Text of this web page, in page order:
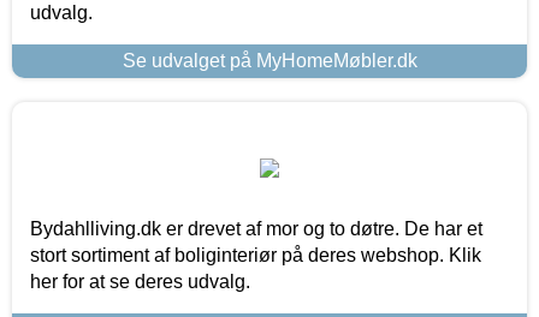
udvalg.
Se udvalget på MyHomeMøbler.dk
Bydahlliving.dk er drevet af mor og to døtre. De har et
stort sortiment af boliginteriør på deres webshop. Klik
her for at se deres udvalg.